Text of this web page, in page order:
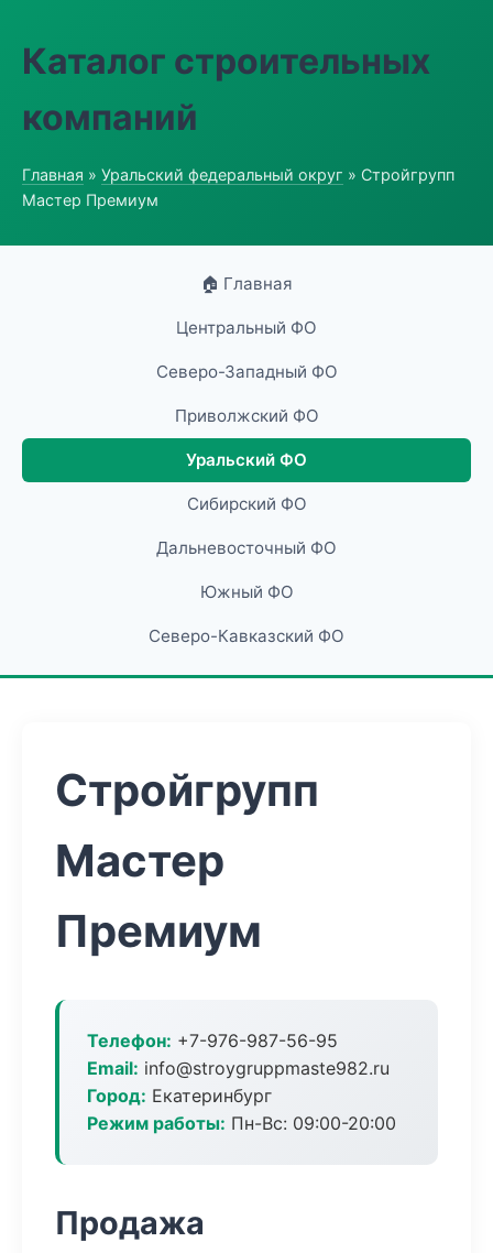
Каталог строительных
компаний
Главная » Уральский федеральный округ » Стройгрупп
Мастер Премиум
🏠 Главная
Центральный ФО
Северо-Западный ФО
Приволжский ФО
Уральский ФО
Сибирский ФО
Дальневосточный ФО
Южный ФО
Северо-Кавказский ФО
Стройгрупп
Мастер
Премиум
Телефон: +7-976-987-56-95
Email: info@stroygruppmaste982.ru
Город: Екатеринбург
Режим работы: Пн-Вс: 09:00-20:00
Продажа